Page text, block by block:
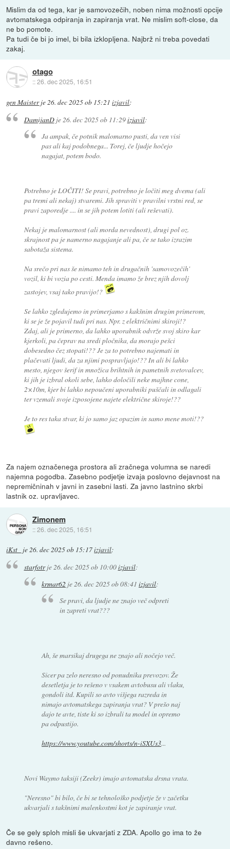
Mislim da od tega, kar je samovozečih, noben nima možnosti opcije
avtomatskega odpiranja in zapiranja vrat. Ne mislim soft-close, da
ne bo pomote.
Pa tudi če bi jo imel, bi bila izklopljena. Najbrž ni treba povedati
zakaj.
otago
::26. dec 2025, 16:51
gen Maisterje26. dec 2025 ob 15:21 izjavil:
DamijanDje 26. dec 2025 ob 11:29izjavil:
Ja ampak, če potnik malomarno pusti, da ven visi
pas ali kaj podobnega... Torej, če ljudje hočejo
nagajat, potem bodo.
Potrebno je LOČITI! Se pravi, potrebno je ločiti meg dvema (ali
pa tremi ali nekaj) stvaremi. Jih spraviti v pravilni vrstni red, se
pravi zaporedje .... in se jih potem lotiti (ali reševati).
Nekaj je malomarnost (ali morda nevednost), drugi pol oz.
skrajnost pa je namerno nagajanje ali pa, če se tako izrazim
sabotaža sistema.
Na srečo pri nas še nimamo teh in drugačnih 'samovozečih'
vozil, ki bi vozia po cesti. Menda imamo že brez njih dovolj
zastojev, vsaj tako pravijo!?
Se lahko zgledujemo in primerjamo s kakšnim drugim primerom,
ki se je že pojavil tudi pri nas. Npr. z električnimi skiroji!?
Zdaj, ali je primerno, da lahko uporabnik odvrže svoj skiro kar
kjerkoli, pa čeprav na sredi pločnika, da morajo pešci
dobesedno čez stopati!?? Je za to potrebno najemati in
plačevati ljudi, da za njimi pospravljajo!?? In ali bi lahko
mesto, njegov šerif in množica brihtnih in pametnih svetovalcev,
ki jih je izbral okoli sebe, lahko določili neke majhne cone,
2×10m, kjer bi lahko nepoučeni uporabniki puščali in odlagali
ter vzemali svoje izposojene najete električne skiroje!??
Je to res taka stvar, ki jo samo jaz opazim in samo mene moti!??
Za najem označenega prostora ali zračnega volumna se naredi
najemna pogodba. Zasebno podjetje izvaja poslovno dejavnost na
nepremičninah v javni in zasebni lasti. Za javno lastnino skrbi
lastnik oz. upravljavec.
Zimonem
::26. dec 2025, 16:51
iKst_ je26. dec 2025 ob 15:17izjavil:
starfotrje26. dec 2025 ob 10:00izjavil:
krmar62 je 26. dec 2025 ob 08:41 izjavil:
Se pravi, da ljudje ne znajo več odpreti
in zapreti vrat???
Ah, še marsikaj drugega ne znajo ali nočejo več.
Sicer pa zelo neresno od ponudnika prevozov. Že
desetletja je to rešeno v vsakem avtobusu ali vlaku,
gondoli itd. Kupili so avto višjega razreda in
nimajo avtomatskega zapiranja vrat? V prešo naj
dajo te avte, tiste ki so izbrali ta model in opremo
pa odpustijo.
https://www.youtube.com/shorts/n-iSXUs3...
Novi Waymo taksiji (Zeekr) imajo avtomatska drsna vrata.
"Neresno" bi bilo, če bi se tehnološko podjetje že v začetku
ukvarjali s takšnimi malenkostmi kot je zapiranje vrat.
Če se gely sploh misli še ukvarjati z ZDA. Apollo go ima to že
davno rešeno.